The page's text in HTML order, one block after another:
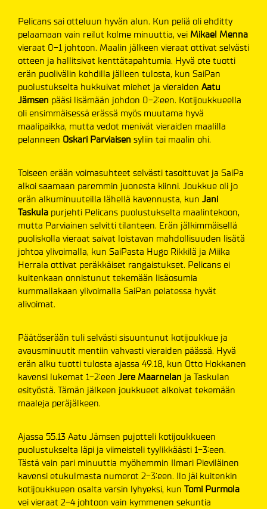
Pelicans sai otteluun hyvän alun. Kun peliä oli ehditty
pelaamaan vain reilut kolme minuuttia, vei Mikael Menna
vieraat 0-1 johtoon. Maalin jälkeen vieraat ottivat selvästi
otteen ja hallitsivat kenttätapahtumia. Hyvä ote tuotti
erän puolivälin kohdilla jälleen tulosta, kun SaiPan
puolustukselta hukkuivat miehet ja vieraiden Aatu
Jämsen pääsi lisämään johdon 0-2:een. Kotijoukkueella
oli ensimmäisessä erässä myös muutama hyvä
maalipaikka, mutta vedot menivät vieraiden maalilla
pelanneen Oskari Parviaisen syliin tai maalin ohi.
Toiseen erään voimasuhteet selvästi tasoittuvat ja SaiPa
alkoi saamaan paremmin juonesta kiinni. Joukkue oli jo
erän alkuminuuteilla lähellä kavennusta, kun Jani
Taskula purjehti Pelicans puolustukselta maalintekoon,
mutta Parviainen selvitti tilanteen. Erän jälkimmäisellä
puoliskolla vieraat saivat loistavan mahdollisuuden lisätä
johtoa ylivoimalla, kun SaiPasta Hugo Rikkilä ja Miika
Herrala ottivat peräkkäiset rangaistukset. Pelicans ei
kuitenkaan onnistunut tekemään lisäosumia
kummallakaan ylivoimalla SaiPan pelatessa hyvät
alivoimat.
Päätöserään tuli selvästi sisuuntunut kotijoukkue ja
avausminuutit mentiin vahvasti vieraiden päässä. Hyvä
erän alku tuotti tulosta ajassa 49.18, kun Otto Hokkanen
kavensi lukemat 1-2:een Jere Maarnelan ja Taskulan
esityöstä. Tämän jälkeen joukkueet alkoivat tekemään
maaleja peräjälkeen.
Ajassa 55.13 Aatu Jämsen pujotteli kotijoukkueen
puolustukselta läpi ja viimeisteli tyylikkäästi 1-3:een.
Tästä vain pari minuuttia myöhemmin Ilmari Pieviläinen
kavensi etukulmasta numerot 2-3:een. Ilo jäi kuitenkin
kotijoukkueen osalta varsin lyhyeksi, kun Tomi Purmola
vei vieraat 2-4 johtoon vain kymmenen sekuntia